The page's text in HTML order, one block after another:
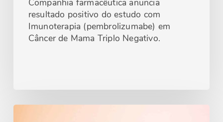
Companhia farmacêutica anuncia
resultado positivo do estudo com
Imunoterapia (pembrolizumabe) em
Câncer de Mama Triplo Negativo.